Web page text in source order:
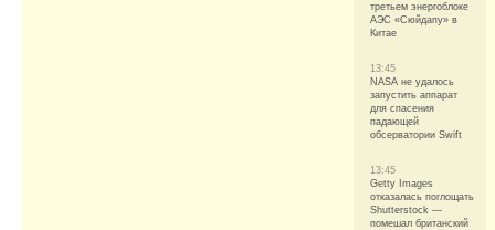
третьем энергоблоке
АЭС «Сюйдапу» в
Китае
13:45
NASA не удалось
запустить аппарат
для спасения
падающей
обсерватории Swift
13:45
Getty Images
отказалась поглощать
Shutterstock —
помешал британский